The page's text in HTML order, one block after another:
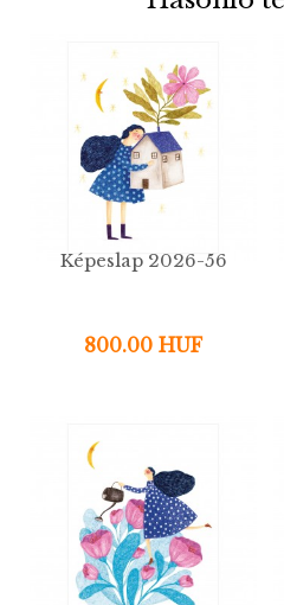
Képeslap 2026-56
800.00 HUF